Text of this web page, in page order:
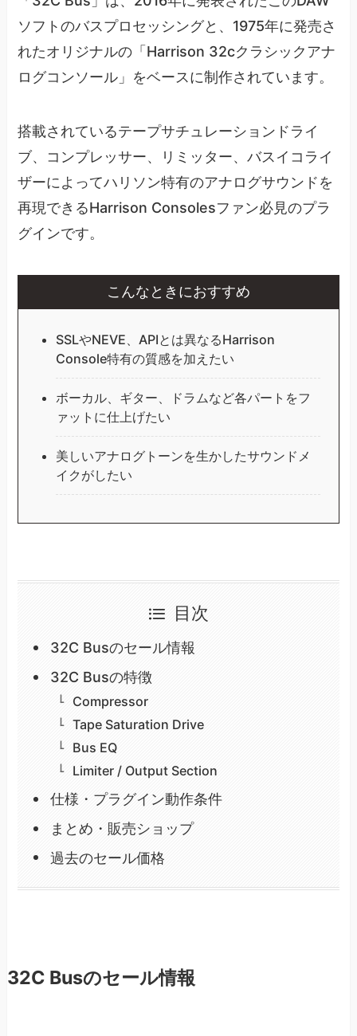
ソフトのバスプロセッシングと、1975年に発売さ
れたオリジナルの「Harrison 32cクラシックアナ
ログコンソール」をベースに制作されています。
搭載されているテープサチュレーションドライ
ブ、コンプレッサー、リミッター、バスイコライ
ザーによってハリソン特有のアナログサウンドを
再現できるHarrison Consolesファン必見のプラ
グインです。
こんなときにおすすめ
SSLやNEVE、APIとは異なるHarrison
Console特有の質感を加えたい
ボーカル、ギター、ドラムなど各パートをフ
ァットに仕上げたい
美しいアナログトーンを生かしたサウンドメ
イクがしたい
目次
32C Busのセール情報
32C Busの特徴
Compressor
Tape Saturation Drive
Bus EQ
Limiter / Output Section
仕様・プラグイン動作条件
まとめ・販売ショップ
過去のセール価格
32C Busのセール情報